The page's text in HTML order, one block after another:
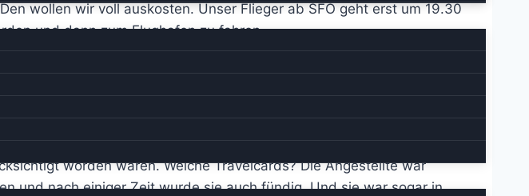
wollen wir voll auskosten. Unser Flieger ab SFO geht erst um 19.30
und dann zum Flughafen zu fahren.
zwei Travelcards mit abgegeben. Diese kann man unter anderem
abgezogen werden. Aber das erfordert etwas mehr Sachkenntnis
worden wären. Welche Travelcards? Die Angestellte war
und nach einiger Zeit wurde sie auch fündig. Und sie war sogar in